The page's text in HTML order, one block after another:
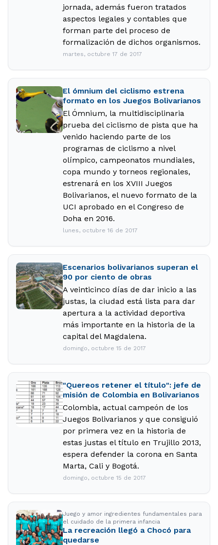
jornada, además fueron tratados
aspectos legales y contables que
forman parte del proceso de
formalización de dichos organismos.
martes, octubre 17 de 2017
El ómnium del ciclismo estrena
formato en los Juegos Bolivarianos
El Ómnium, la multidisciplinaria
prueba del ciclismo de pista que ha
venido haciendo parte de los
programas de ciclismo a nivel
olímpico, campeonatos mundiales,
copa mundo y torneos regionales,
estrenará en los XVIII Juegos
Bolivarianos, el nuevo formato de la
UCI aprobado en el Congreso de
Doha en 2016.
lunes, octubre 16 de 2017
Escenarios bolivarianos superan el
90 por ciento de obras
A veinticinco días de dar inicio a las
justas, la ciudad está lista para dar
apertura a la actividad deportiva
más importante en la historia de la
capital del Magdalena.
domingo, octubre 15 de 2017
"Quereos retener el título": jefe de
misión de Colombia en Bolivarianos
Colombia, actual campeón de los
Juegos Bolivarianos y que consiguió
por primera vez en la historia de
estas justas el título en Trujillo 2013,
espera defender la corona en Santa
Marta, Cali y Bogotá.
domingo, octubre 15 de 2017
Juego y amor ingredientes fundamentales para
el cuidado de la primera infancia
La recreación llegó a Chocó para
quedarse